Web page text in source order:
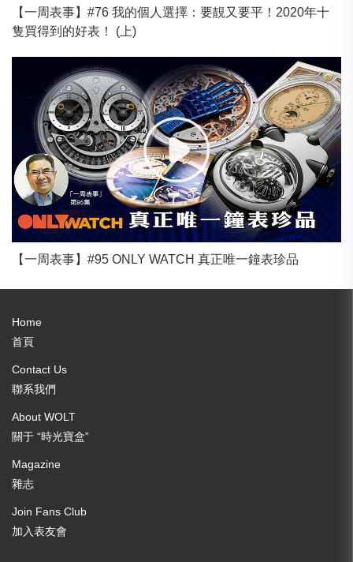
【一周表事】#76 我的個人選擇：要靚又要平！2020年十
隻買得到的好表！ (上)
【一周表事】#95 ONLY WATCH 真正唯一鐘表珍品
Home
首頁
Contact Us
聯系我們
About WOLT
關于 “時光寶盒”
Magazine
雜志
Join Fans Club
加入表友會